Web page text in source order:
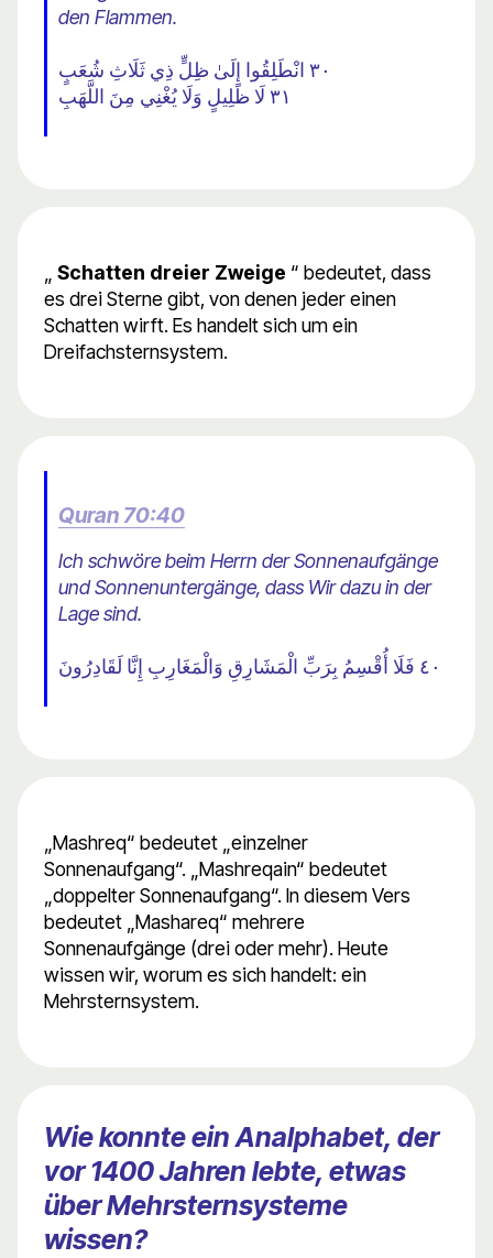
den Flammen.
٣٠ انْطَلِقُوا إِلَىٰ ظِلٍّ ذِي ثَلَاثِ شُعَبٍ
٣١ لَا ظَلِيلٍ وَلَا يُغْنِي مِنَ اللَّهَبِ
Schatten dreier Zweige “ bedeutet, dass
es drei Sterne gibt, von denen jeder einen
Schatten wirft. Es handelt sich um ein
Dreifachsternsystem.
Quran 70:40
Ich schwöre beim Herrn der Sonnenaufgänge
und Sonnenuntergänge, dass Wir dazu in der
Lage sind.
٤٠ فَلَا أُقْسِمُ بِرَبِّ الْمَشَارِقِ وَالْمَغَارِبِ إِنَّا لَقَادِرُونَ
„Mashreq“ bedeutet „einzelner
Sonnenaufgang“. „Mashreqain“ bedeutet
„doppelter Sonnenaufgang“. In diesem Vers
bedeutet „Mashareq“ mehrere
Sonnenaufgänge (drei oder mehr). Heute
wissen wir, worum es sich handelt: ein
Mehrsternsystem.
Wie konnte ein Analphabet, der
vor 1400 Jahren lebte, etwas
über Mehrsternsysteme
wissen?